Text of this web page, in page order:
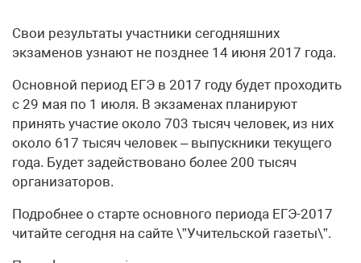
Свои результаты участники сегодняшних
экзаменов узнают не позднее 14 июня 2017 года.
Основной период ЕГЭ в 2017 году будет проходить
с 29 мая по 1 июля. В экзаменах планируют
принять участие около 703 тысяч человек, из них
около 617 тысяч человек – выпускники текущего
года. Будет задействовано более 200 тысяч
организаторов.
Подробнее о старте основного периода ЕГЭ-2017
читайте сегодня на сайте \”Учительской газеты\”.